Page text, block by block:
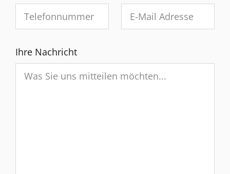
Ihre Nachricht